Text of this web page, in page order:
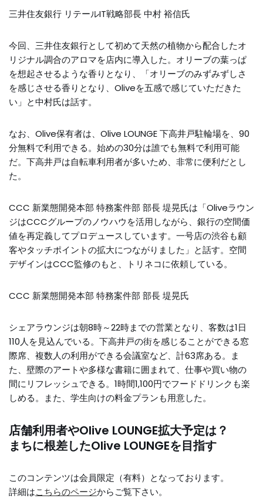
三井住友銀行 リテールIT戦略部長 中村 裕信氏
今回、三井住友銀行として初めて天然の植物から配合したオ
リジナル調合のアロマを店内に導入した。オリーブの葉っぱ
を想起させるような香りとなり、「オリーブのみずみずしさ
を感じさせる香りとなり、Oliveを五感で感じていただきた
い」と中村氏は話す。
なお、Olive保有者は、Olive LOUNGE 下高井戸駐輪場を、90
分無料で利用できる。始めの30分は誰でも無料で利用可能
だ。下高井戸は自転車利用者が多いため、非常に便利だとし
た。
CCC 新業態開発本部 特務案件部 部長 堤晃氏は「Oliveラウン
ジはCCCグループのノウハウを活用しながら、銀行の空間価
値を再定義してプロデュースしています。一号店の渋谷も顧
客やタッチポイントの拡大につながりました」と話す。空間
デザインはCCC監修のもと、トリネコに依頼している。
CCC 新業態開発本部 特務案件部 部長 堤晃氏
シェアラウンジは朝8時～22時までの営業となり、客数は1日
110人を見込んでいる。下高井戸の街を感じることができる窓
際席、複数人の利用ができる会議室など、計63席ある。ま
た、壁際のアートや多様な書籍に囲まれて、仕事や買い物の
間にリフレッシュできる。1時間1,100円でフードドリンクも楽
しめる。また、学生向けの料金プランも用意した。
店舗利用者やOlive LOUNGE拡大予定は？
まちに根差したOlive LOUNGEを目指す
このコンテンツは会員限定（有料）となっております。
詳細はこちらのページからご覧下さい。